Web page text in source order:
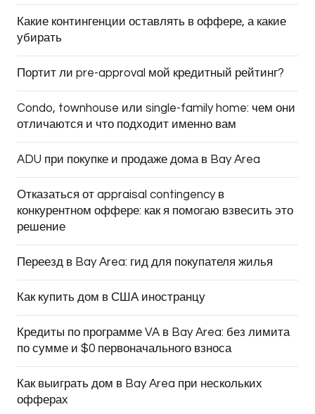
Какие контингенции оставлять в оффере, а какие
убирать
Портит ли pre-approval мой кредитный рейтинг?
Condo, townhouse или single-family home: чем они
отличаются и что подходит именно вам
ADU при покупке и продаже дома в Bay Area
Отказаться от appraisal contingency в
конкурентном оффере: как я помогаю взвесить это
решение
Переезд в Bay Area: гид для покупателя жилья
Как купить дом в США иностранцу
Кредиты по программе VA в Bay Area: без лимита
по сумме и $0 первоначального взноса
Как выиграть дом в Bay Area при нескольких
офферах